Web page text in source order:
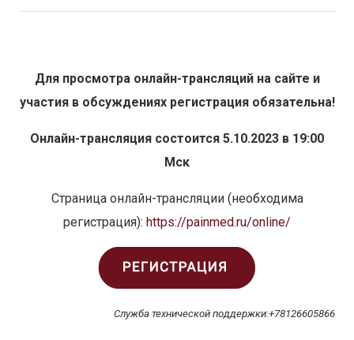
Для просмотра онлайн-трансляций на сайте и
участия в обсуждениях регистрация обязательна!
Онлайн-трансляция состоится 5.10.2023 в 19:00
Мск
Страница онлайн-трансляции (необходима
регистрация): https://painmed.ru/online/
Служба технической поддержки:+78126605866